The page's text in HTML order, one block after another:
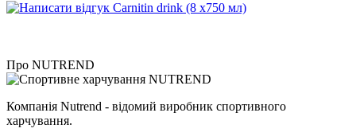
Про NUTREND
Компанія Nutrend - відомий виробник спортивного
харчування.